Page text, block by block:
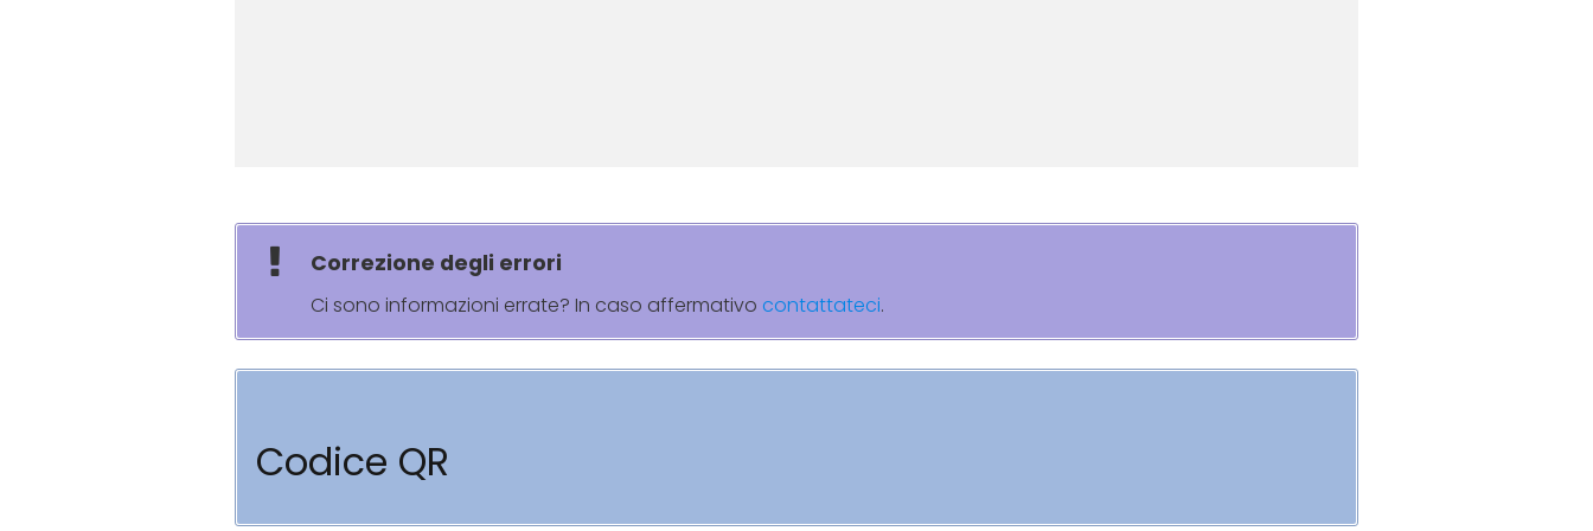
Correzione degli errori
Ci sono informazioni errate? In caso affermativo contattateci.
Codice QR